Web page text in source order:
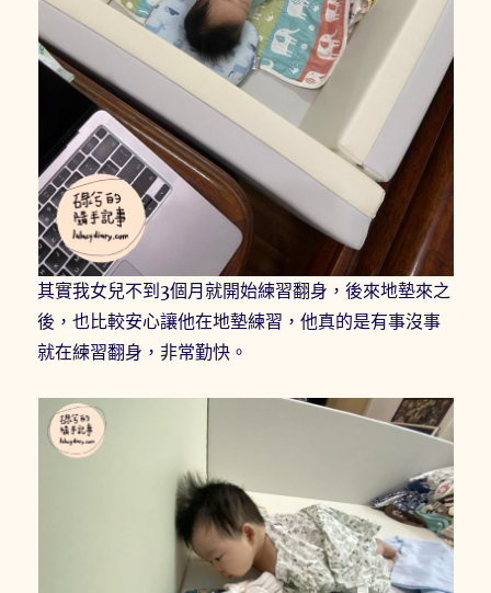
其實我女兒不到3個月就開始練習翻身，後來地墊來之
後，也比較安心讓他在地墊練習，他真的是有事沒事
就在練習翻身，非常勤快。